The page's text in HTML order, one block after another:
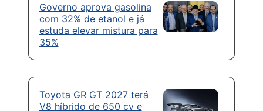
Governo aprova gasolina
com 32% de etanol e já
estuda elevar mistura para
35%
Toyota GR GT 2027 terá
V8 híbrido de 650 cv e